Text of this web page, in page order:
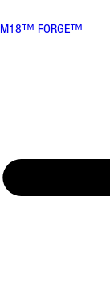
M18™ FORGE™